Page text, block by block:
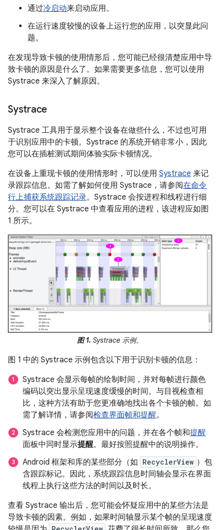
通过冷启动来启动应用。
在运行速度较慢的设备上运行您的应用，以突显此问
题。
在发现导致卡顿的使用情形后，您可能已经很清楚应用中导
致卡顿的原因是什么了。如果需要更多信息，您可以使用
Systrace 来深入了解原因。
Systrace
Systrace 工具用于显示整个设备在做些什么，不过也可用
于识别应用中的卡顿。Systrace 的系统开销非常小，因此
您可以在插桩测试期间体验实际卡顿情况。
在设备上重现卡顿的使用情形时，可以使用 Systrace 来记
录跟踪信息。如需了解如何使用 Systrace，请参阅在命令
行上捕获系统跟踪记录。Systrace 会按进程和线程进行细
分。您可以在 Systrace 中查看应用的进程，该进程应如图
1 所示。
图 1. Systrace 示例。
图 1 中的 Systrace 示例包含以下用于识别卡顿的信息：
Systrace 会显示每帧的绘制时间，并对每帧进行颜色
编码以突出显示呈现速度缓慢的时间。与目视检查相
比，这种方法有助于您更准确地找出各个卡顿的帧。如
需了解详情，请参阅检查界面帧和提醒。
Systrace 会检测您应用中的问题，并在各个帧和提醒
面板中同时显示提醒。最好按照提醒中的说明操作。
Android 框架和库的某些部分（如 RecyclerView ）包
含跟踪标记。因此，系统跟踪信息时间轴会显示在界面
线程上执行这些方法的时间以及时长。
查看 Systrace 输出后，您可能会怀疑应用中的某些方法是
导致卡顿的因素。例如，如果时间轴显示某个帧的呈现速度